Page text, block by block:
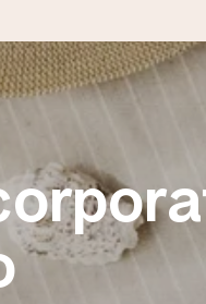
y lo enviamos al vuelo,
nos dan un 4,5 en